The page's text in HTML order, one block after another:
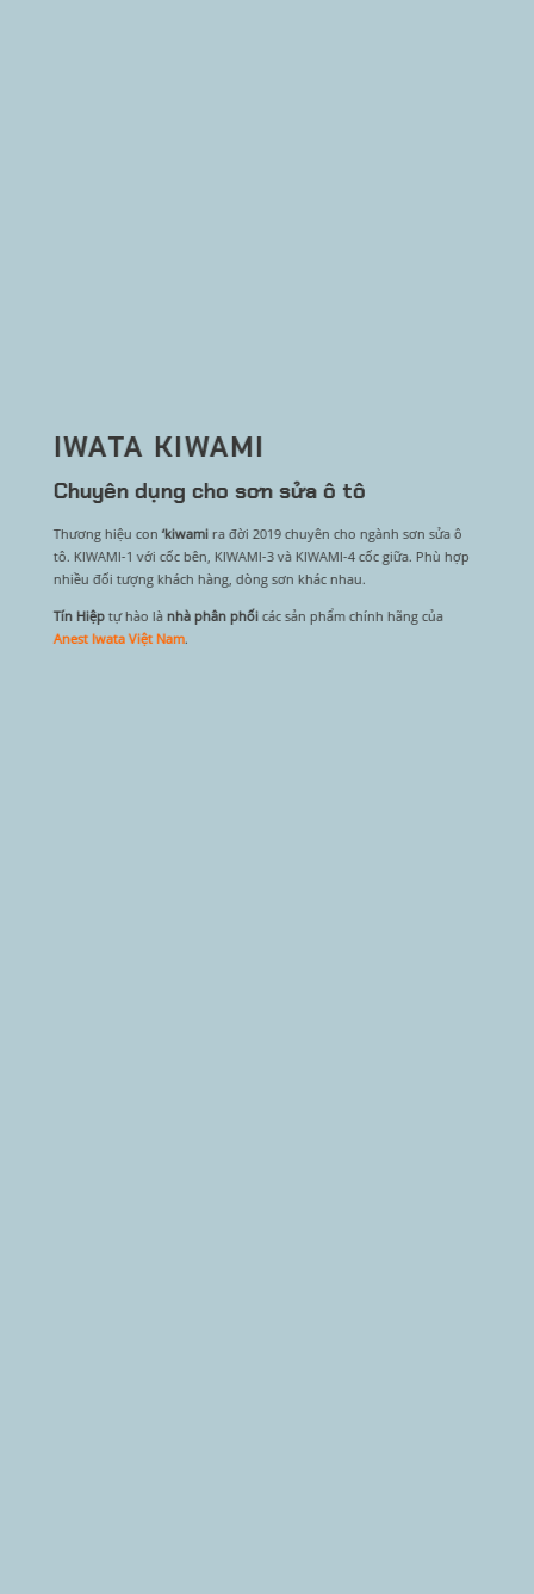
IWATA KIWAMI
Chuyên dụng cho sơn sửa ô tô
Thương hiệu con ‘kiwamira đời 2019 chuyên cho ngành sơn sửa ô
tô. KIWAMI-1 với cốc bên, KIWAMI-3 và KIWAMI-4 cốc giữa. Phù hợp
nhiều đối tượng khách hàng, dòng sơn khác nhau.
Tín Hiệptự hào là nhà phân phốicác sản phẩm chính hãng của
Anest Iwata Việt Nam.